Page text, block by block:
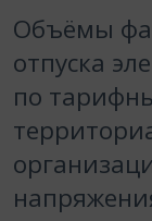
Объёмы
отпуска
по